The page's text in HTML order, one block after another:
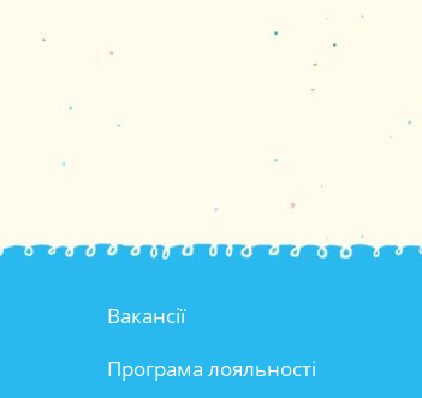
Вакансії
Програма лояльності